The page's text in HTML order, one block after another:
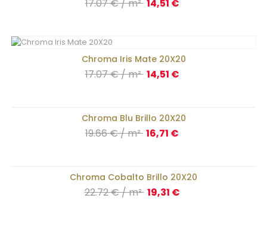
17.07 € / m² 14,51 €
Chroma Iris Mate 20X20
17.07 € / m² Precio
14,51 €
Chroma Blu Brillo 20X20
19.66 € / m² Precio
16,71 €
Chroma Cobalto Brillo 20X20
22.72 € / m² Precio
19,31 €